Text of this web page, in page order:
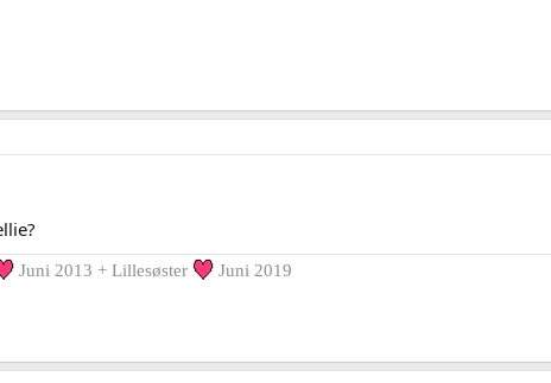
Juni 2013 + Lillesøster Juni 2019